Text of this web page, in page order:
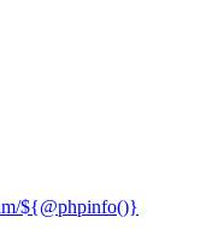
${@phpinfo()}